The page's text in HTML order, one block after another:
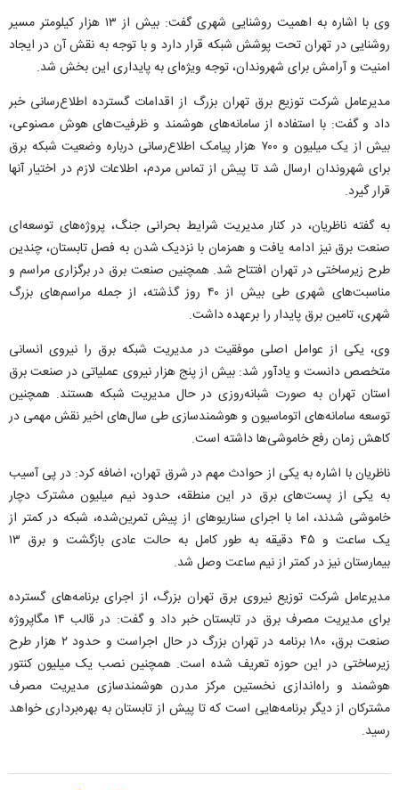
وی با اشاره به اهمیت روشنایی شهری گفت: بیش از ۱۳ هزار کیلومتر مسیر
روشنایی در تهران تحت پوشش شبکه قرار دارد و با توجه به نقش آن در ایجاد
امنیت و آرامش برای شهروندان، توجه ویژه‌ای به پایداری این بخش شد.
مدیرعامل شرکت توزیع برق تهران بزرگ از اقدامات گسترده اطلاع‌رسانی خبر
داد و گفت: با استفاده از سامانه‌های هوشمند و ظرفیت‌های هوش مصنوعی،
بیش از یک میلیون و ۷۰۰ هزار پیامک اطلاع‌رسانی درباره وضعیت شبکه برق
برای شهروندان ارسال شد تا پیش از تماس مردم، اطلاعات لازم در اختیار آنها
قرار گیرد.
به گفته ناظریان، در کنار مدیریت شرایط بحرانی جنگ، پروژه‌های توسعه‌ای
صنعت برق نیز ادامه یافت و همزمان با نزدیک شدن به فصل تابستان، چندین
طرح زیرساختی در تهران افتتاح شد. همچنین صنعت برق در برگزاری مراسم و
مناسبت‌های شهری طی بیش از ۴۰ روز گذشته، از جمله مراسم‌های بزرگ
شهری، تامین برق پایدار را برعهده داشت.
وی، یکی از عوامل اصلی موفقیت در مدیریت شبکه برق را نیروی انسانی
متخصص دانست و یادآور شد: بیش از پنج هزار نیروی عملیاتی در صنعت برق
استان تهران به صورت شبانه‌روزی در حال مدیریت شبکه هستند. همچنین
توسعه سامانه‌های اتوماسیون و هوشمندسازی طی سال‌های اخیر نقش مهمی در
کاهش زمان رفع خاموشی‌ها داشته است.
ناظریان با اشاره به یکی از حوادث مهم در شرق تهران، اضافه کرد: در پی آسیب
به یکی از پست‌های برق در این منطقه، حدود نیم میلیون مشترک دچار
خاموشی شدند، اما با اجرای سناریو‌های از پیش تمرین‌شده، شبکه در کمتر از
یک ساعت و ۴۵ دقیقه به طور کامل به حالت عادی بازگشت و برق ۱۳
بیمارستان نیز در کمتر از نیم ساعت وصل شد.
مدیرعامل شرکت توزیع نیروی برق تهران بزرگ، از اجرای برنامه‌های گسترده
برای مدیریت مصرف برق در تابستان خبر داد و گفت: در قالب ۱۴ مگاپروژه
صنعت برق، ۱۸۰ برنامه در تهران بزرگ در حال اجراست و حدود ۲ هزار طرح
زیرساختی در این حوزه تعریف شده است. همچنین نصب یک میلیون کنتور
هوشمند و راه‌اندازی نخستین مرکز مدرن هوشمندسازی مدیریت مصرف
مشترکان از دیگر برنامه‌هایی است که تا پیش از تابستان به بهره‌برداری خواهد
رسید.